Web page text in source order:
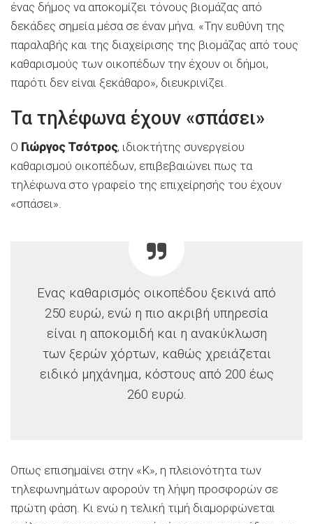
ένας δήμος να αποκομίζει τόνους βιομάζας από
δεκάδες σημεία μέσα σε έναν μήνα. «Την ευθύνη της
παραλαβής και της διαχείρισης της βιομάζας από τους
καθαρισμούς των οικοπέδων την έχουν οι δήμοι,
παρότι δεν είναι ξεκάθαρο», διευκρινίζει.
Τα τηλέφωνα έχουν «σπάσει»
Ο Γιώργος Τσότρος, ιδιοκτήτης συνεργείου
καθαρισμού οικοπέδων, επιβεβαιώνει πως τα
τηλέφωνα στο γραφείο της επιχείρησής του έχουν
«σπάσει».
Ενας καθαρισμός οικοπέδου ξεκινά από
250 ευρώ, ενώ η πιο ακριβή υπηρεσία
είναι η αποκομιδή και η ανακύκλωση
των ξερών χόρτων, καθώς χρειάζεται
ειδικό μηχάνημα, κόστους από 200 έως
260 ευρώ.
Οπως επισημαίνει στην «Κ», η πλειονότητα των
τηλεφωνημάτων αφορούν τη λήψη προσφορών σε
πρώτη φάση. Κι ενώ η τελική τιμή διαμορφώνεται